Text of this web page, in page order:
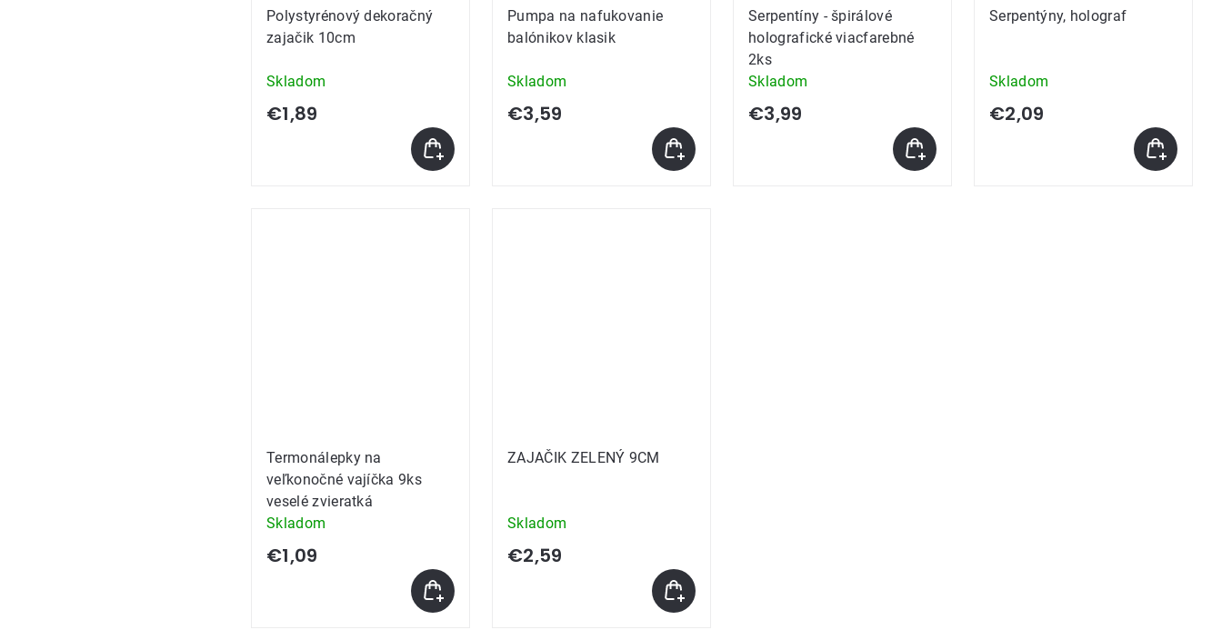
Polystyrénový dekoračný
zajačik 10cm
Skladom
€1,89
Pumpa na nafukovanie
balónikov klasik
Skladom
€3,59
Serpentíny - špirálové
holografické viacfarebné
2ks
Skladom
€3,99
Serpentýny, holograf
Skladom
€2,09
Termonálepky na
veľkonočné vajíčka 9ks
veselé zvieratká
Skladom
€1,09
ZAJAČIK ZELENÝ 9CM
Skladom
€2,59